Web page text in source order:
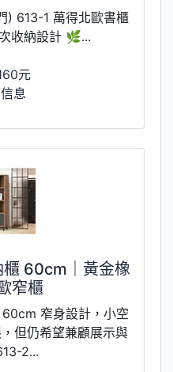
) 613-1 萬得北歐書櫃
收納設計 🌿...
元
息
60cm｜黃金橡
窄櫃
窄身設計，小空
但仍希望兼顧展示與
2...